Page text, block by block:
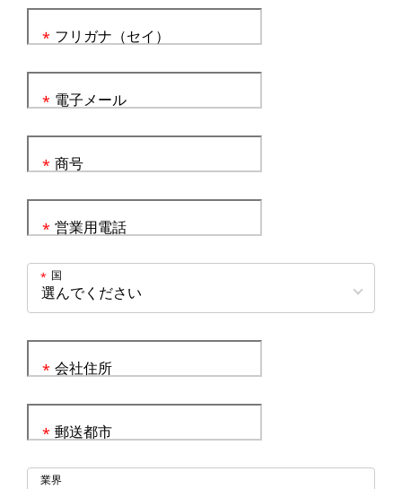
フリガナ（セイ）
*
電子メール
*
商号
*
営業用電話
*
国
*
会社住所
*
郵送都市
*
業界